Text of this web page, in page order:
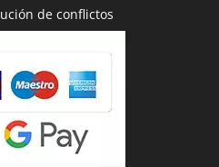
de conflictos